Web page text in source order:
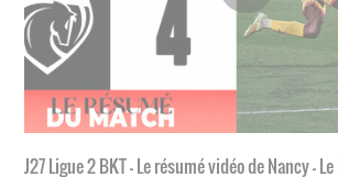
J27 Ligue 2 BKT - Le résumé vidéo de Nancy -